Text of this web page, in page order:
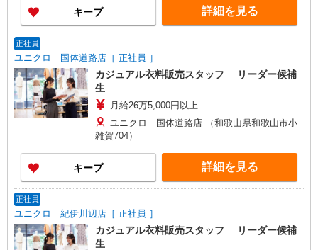
月あたり20時間）※超過時は追加支給 首都圏エリ
ア：30,800円 大阪：29,500円 京都、兵庫、愛知、
考慮 ※試用期間3ヶ月も同条件（首都圏：店長候
補は月給27万円〜）
道、宮城（仙台）、愛知、岐阜、大阪、兵庫、京
都、和歌山、岡山、広島、愛媛、福岡、長崎、宮
崎、熊本などの各店舗で募集しています。
LUMINE2店／ルミネ池袋店／ルミネ横浜／ルミネ
大宮店／ルミネ有楽町店 ルミネ立川店／ルミネ町
田店／池袋PARCO店／東京スカイツリータウン・
ソラマチ店 イクスピアリ店／イオンレイクタウン
店／ジョイナス店／テラスモール湘南店 タカシマ
ヤ ゲートタワーモール店／イオンモール各務原イ
ンター店／イオン大高SC店 なんばCITY店／天王
宮ガーデンズ店 ルクアイーレ大阪店／岡山一番街
店／ミナモア広島店／博多阪急店／天神ソラリア
プラザ店 ▽他、詳しくは備考をご参照ください。
キープ 詳細を見る
正社員
ユニクロ 国体道路店［ 正社員 ］
カジュアル衣料販売スタッフ リーダー候補
生
月給26万5,000円以上
ユニクロ 国体道路店 （和歌山県和歌山市小
雑賀704）
キープ 詳細を見る
正社員
ユニクロ 紀伊川辺店［ 正社員 ］
カジュアル衣料販売スタッフ リーダー候補
生